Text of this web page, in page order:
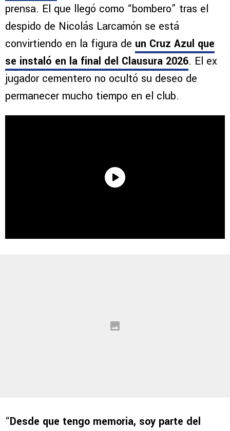
prensa. El que llegó como “bombero” tras el
despido de Nicolás Larcamón se está
convirtiendo en la figura de un Cruz Azul que
se instaló en la final del Clausura 2026. El ex
jugador cementero no ocultó su deseo de
permanecer mucho tiempo en el club.
“Desde que tengo memoria, soy parte del